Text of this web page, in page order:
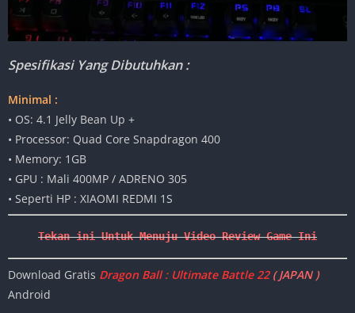
Spesifikasi Yang Dibutuhkan :
Minimal :
• OS: 4.1 Jelly Bean Up +
• Processor: Quad Core Snapdragon 400
• Memory: 1GB
• GPU : Mali 400MP / ADRENO 305
• Seperti HP : XIAOMI REDMI 1S
Download Gratis Dragon Ball : Ultimate Battle 22 ( JAPAN )
Android